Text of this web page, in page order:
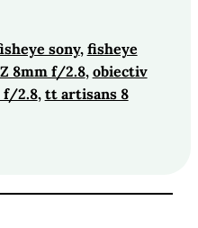
sony, fisheye
8mm f/2.8, obiectiv
f/2.8, tt artisans 8